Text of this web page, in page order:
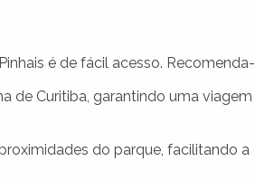
é de fácil acesso.
de Curitiba, garantindo uma viagem
do parque, facilitando a